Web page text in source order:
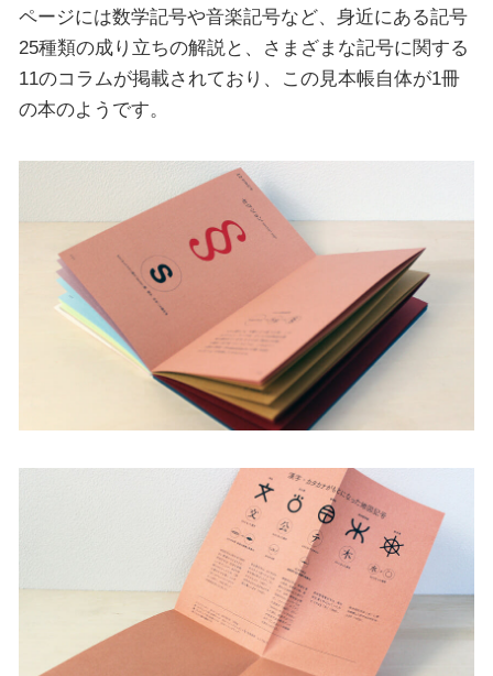
ページには数学記号や音楽記号など、身近にある記号
25種類の成り立ちの解説と、さまざまな記号に関する
11のコラムが掲載されており、この見本帳自体が1冊
の本のようです。